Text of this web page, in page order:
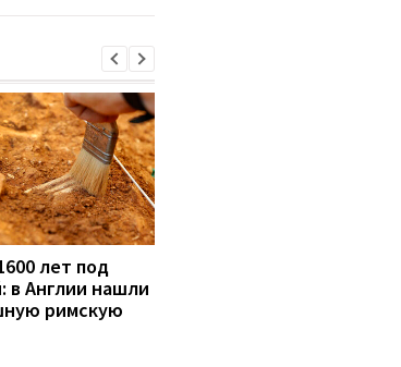
лет под
в Англии нашли
римскую